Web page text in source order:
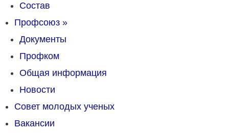
Состав
Профсоюз »
Документы
Профком
Общая информация
Новости
Совет молодых ученых
Вакансии